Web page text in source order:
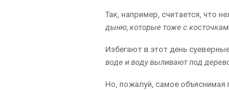
Так, например, считается, что
дыню, которые тоже с
Избегают в этот день
воде и воду выливают под
Но, пожалуй, самое объяснимая